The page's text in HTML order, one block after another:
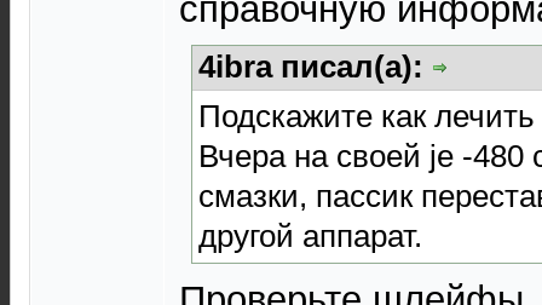
справочную
4ibra писал(а):
Подскажите как
Вчера на своей je -480
смазки, пассик
другой аппарат.